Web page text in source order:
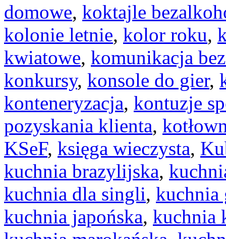
domowe, koktajle
kolonie letnie, kolor roku,
kwiatowe, komunikacja
konkursy, konsole do gier,
konteneryzacja, kontuzje
pozyskania klienta,
KSeF, księga wieczysta,
kuchnia brazylijska,
kuchnia dla singli, kuchnia
kuchnia japońska, kuchnia